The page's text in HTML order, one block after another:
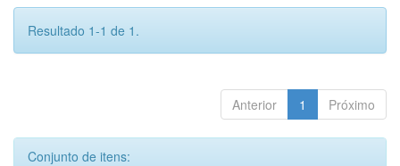
Resultado 1-1 de 1.
Anterior 1 Próximo
Conjunto de itens: